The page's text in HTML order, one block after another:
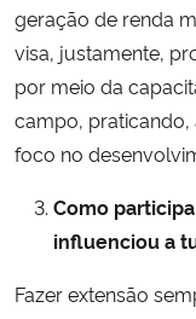
geração de renda
visa, justamente,
por meio da
campo, praticando,
foco no
Como
influenciou a
Fazer extensão